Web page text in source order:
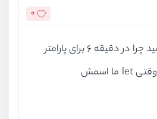
0
سلام وقت بخیر ببخشید چرا در دقیقه 6 برای پارامتر
course رو مینویسین وقتی let ما اسمش